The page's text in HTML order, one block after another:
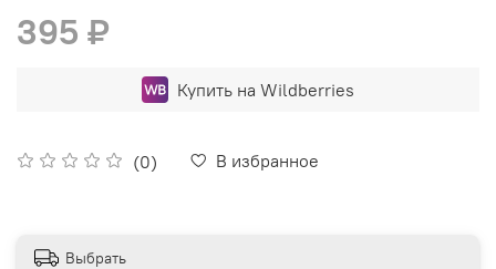
(0) В избранное
395 ₽
Купить на Wildberries
Выбрать